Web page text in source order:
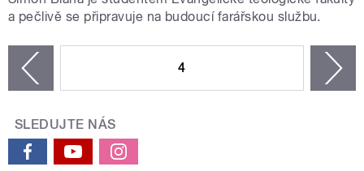
a pečlivě se připravuje na budoucí farářskou službu.
4
SLEDUJTE NÁS